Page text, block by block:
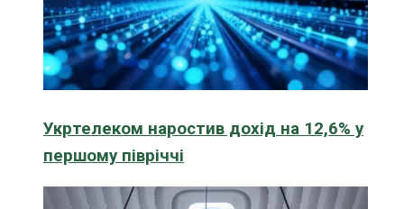
Укртелеком наростив дохід на 12,6% у
першому півріччі